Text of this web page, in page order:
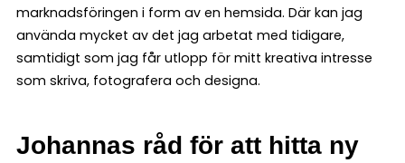
marknadsföringen i form av en hemsida. Där kan jag
använda mycket av det jag arbetat med tidigare,
samtidigt som jag får utlopp för mitt kreativa intresse
som skriva, fotografera och designa.
Johannas råd för att hitta ny